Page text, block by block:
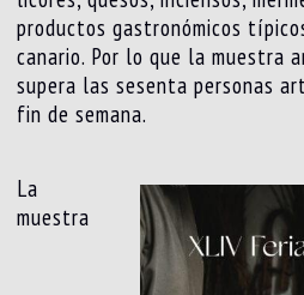
productos gastronómicos
canario. Por lo que la muestra
supera las sesenta personas
fin de semana.
La
muestra